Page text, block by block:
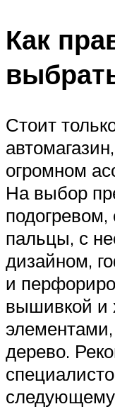
Как
Стоит
огромном
На выбор
пальцы, с
дизайном,
и
вышивкой и
дерево.
следующему